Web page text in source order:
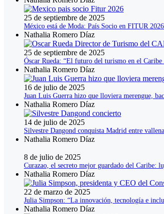
25 de septiembre de 2025
México está de Moda: País Socio en FITUR
Nathalia Romero Díaz
25 de septiembre de 2025
Óscar Rueda: “El futuro del turismo en el
Nathalia Romero Díaz
16 de julio de 2025
Juan Luis Guerra hizo que lloviera merengue,
Nathalia Romero Díaz
14 de julio de 2025
Silvestre Dangond conquista Madrid entre
Nathalia Romero Díaz
8 de julio de 2025
Curazao, el secreto mejor guardado del Caribe:
Nathalia Romero Díaz
22 de marzo de 2025
Julia Simpson: “La innovación, tecnología e
Nathalia Romero Díaz